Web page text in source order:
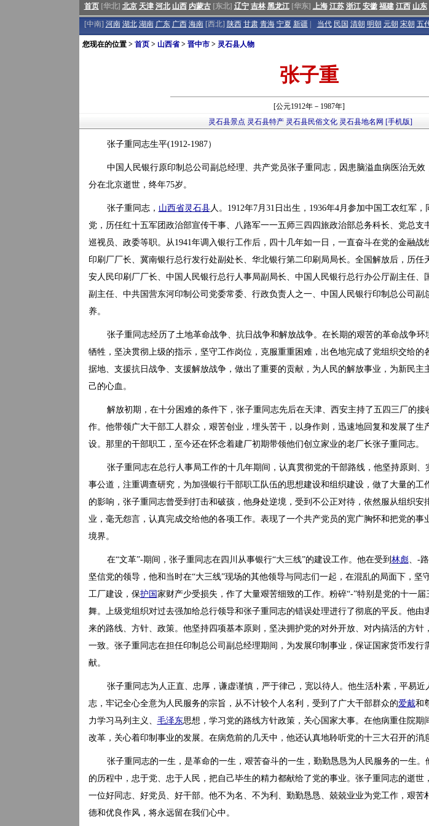
首页[华北] 北京 天津 河北 山西 内蒙古[东北] 辽宁 吉林 黑龙江[华东] 上海 江苏 浙江 安徽 福建 江西 山东
[中南] 河南 湖北 湖南 广东 广西 海南[西北] 陕西 甘肃 青海 宁夏 新疆 当代 民国 清朝 明朝 元朝 宋朝 五
您现在的位置 > 首页> 山西省> 晋中市> 灵石县人物
张子重
[公元1912年－1987年]
灵石县景点 灵石县特产 灵石县民俗文化 灵石县地名网 [手机版]
张子重同志生平(1912-1987）
中国人民银行原印制总公司副总经理、共产党员张子重同志，因患脑溢血病医治无效
分在北京逝世，终年75岁。
张子重同志， 山西省灵石县人。1912年7月31日出生，1936年4月参加中国工农红军
党，历任红十五军团政治部宣传干事、八路军一一五师三四四旅政治部总务科长、党总支
巡视员、政委等职。从1941年调入银行工作后，四十几年如一日，一直奋斗在党的金融战
印刷厂厂长、冀南银行总行发行处副处长、华北银行第二印刷局局长。全国解放后，历任
安人民印刷厂厂长、中国人民银行总行人事局副局长、中国人民银行总行办公厅副主任、
副主任、中共国营东河印制公司党委常委、行政负责人之一、中国人民银行印制总公司副
养。
张子重同志经历了土地革命战争、抗日战争和解放战争。在长期的艰苦的革命战争环
牺牲，坚决贯彻上级的指示，坚守工作岗位，克服重重困难，出色地完成了党组织交给的
据地、支援抗日战争、支援解放战争，做出了重要的贡献，为人民的解放事业，为新民主
己的心血。
解放初期，在十分困难的条件下，张子重同志先后在天津、西安主持了五四三厂的接
作。他带领广大干部工人群众，艰苦创业，埋头苦干，以身作则，迅速地回复和发展了生
设。那里的干部职工，至今还在怀念着建厂初期带领他们创立家业的老厂长张子重同志。
张子重同志在总行人事局工作的十几年期间，认真贯彻党的干部路线，他坚持原则、
事公道，注重调查研究，为加强银行干部职工队伍的思想建设和组织建设，做了大量的工
的影响，张子重同志曾受到打击和破孩，他身处逆境，受到不公正对待，依然服从组织安
业，毫无怨言，认真完成交给他的各项工作。表现了一个共产党员的宽广胸怀和把党的事
境界。
在“文革”-期间，张子重同志在四川从事银行“大三线”的建设工作。他在受到 林彪、-
坚信党的领导，他和当时在“大三线”现场的其他领导与同志们一起，在混乱的局面下，坚
工厂建设，保护国 家财产少受损失，作了大量艰苦细致的工作。粉碎“-”特别是党的十一
舞。上级党组织对过去强加给总行领导和张子重同志的错误处理进行了彻底的平反。他由
来的路线、方针、政策。他坚持四项基本原则，坚决拥护党的对外开放、对内搞活的方针
一致。张子重同志在担任印制总公司副总经理期间，为发展印制事业，保证国家货币发行
献。
张子重同志为人正直、忠厚，谦虚谨慎，严于律己，宽以待人。他生活朴素，平易近
志，牢记全心全意为人民服务的宗旨，从不计较个人名利，受到了广大干部群众的爱戴和
力学习马列主义、 毛泽东思想，学习党的路线方针政策，关心国家大事。在他病重住院期
改革，关心着印制事业的发展。在病危前的几天中，他还认真地聆听党的十三大召开的消
张子重同志的一生，是革命的一生，艰苦奋斗的一生，勤勤恳恳为人民服务的一生。
的历程中，忠于党、忠于人民，把自己毕生的精力都献给了党的事业。张子重同志的逝世
一位好同志、好党员、好干部。他不为名、不为利、勤勤恳恳、兢兢业业为党工作，艰苦
德和优良作风，将永远留在我们心中。